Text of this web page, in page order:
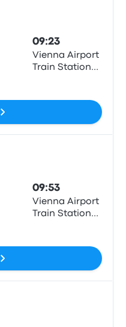
09:23
Vienna Airport
Train Station
09:53
Vienna Airport
Train Station